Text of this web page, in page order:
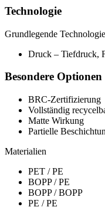
Technologie
Grundlegende
Druck – Tiefdruck,
Besondere Optionen
BRC-Zertifizierung
Vollständig
Matte Wirkung
Partielle
Materialien
PET / PE
BOPP / PE
BOPP / BOPP
PE / PE